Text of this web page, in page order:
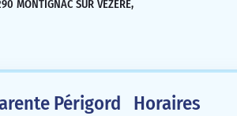
2022.
MONTIGNAC SUR VEZERE,
Périgord Horaires